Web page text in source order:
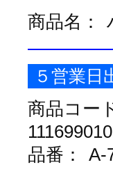
商品名：
５営業日
商品コー
品番：
A-